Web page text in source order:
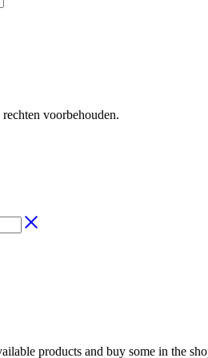
voorbehouden.
products and buy some in the